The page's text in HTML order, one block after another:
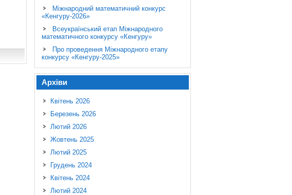
Міжнародний математичний конкурс
«Кенгуру-2026»
Всеукраїнський етап Міжнародного
математичного конкурсу «Кенгуру»
Про проведення Міжнародного етапу
конкурсу «Кенгуру-2025»
Архіви
Квітень 2026
Березень 2026
Лютий 2026
Жовтень 2025
Лютий 2025
Грудень 2024
Квітень 2024
Лютий 2024